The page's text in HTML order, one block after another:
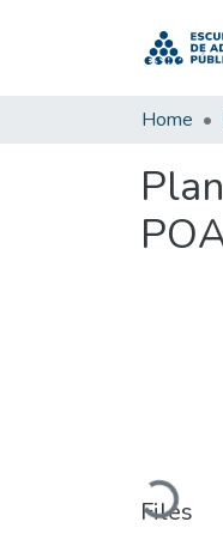
Home
Loading...
Files